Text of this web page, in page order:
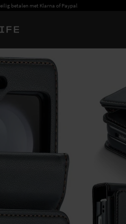
betalen met Klarna of Paypal